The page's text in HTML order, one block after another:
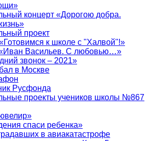
концерт «Дорогою добра.
проект
к школе с "Халвой"!»
«Иван Васильев. С любовью…»
звонок – 2021»
в Москве
Русфонда
проекты учеников школы №867
спаси ребенка»
в авиакатастрофе